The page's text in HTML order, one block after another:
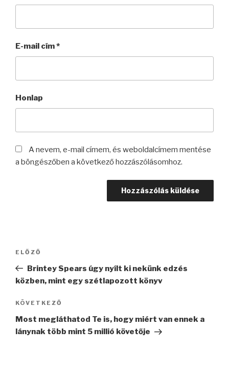
E-mail cím*
Honlap
A nevem, e-mail címem, és weboldalcímem mentése
a böngészőben a következő hozzászólásomhoz.
Bejegyzés
Korábbi
bejegyzés
ELŐZŐ
Brintey Spears úgy nyílt ki nekünk edzés
közben, mint egy szétlapozott könyv
Következő
bejegyzés
KÖVETKEZŐ
Most megláthatod Te is, hogy miért van ennek a
lánynak több mint 5 millió követője